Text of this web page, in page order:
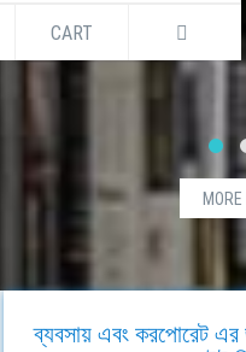
CART
ব্যবসায় এবং করপোরেট এর